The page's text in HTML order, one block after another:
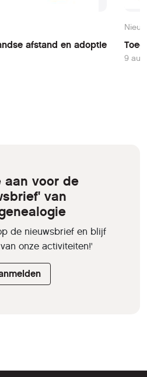
afstand en adoptie
9
aan voor de
van
de nieuwsbrief en blijf
onze activiteiten!'